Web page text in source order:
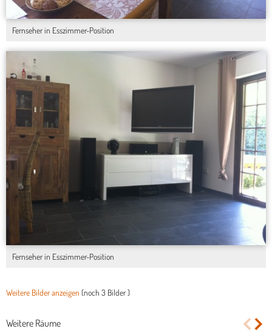
Fernseher in Esszimmer-Position
Fernseher in Esszimmer-Position
Weitere Bilder anzeigen (noch 3 Bilder)
Weitere Räume